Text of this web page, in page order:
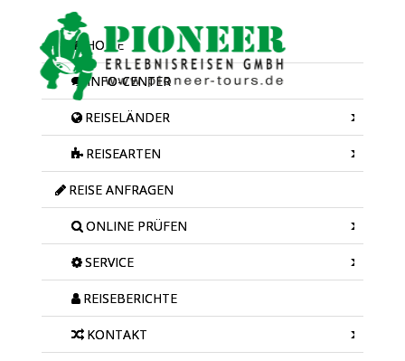
HOME
INFO-CENTER
REISELÄNDER
REISEARTEN
REISE ANFRAGEN
ONLINE PRÜFEN
SERVICE
REISEBERICHTE
KONTAKT